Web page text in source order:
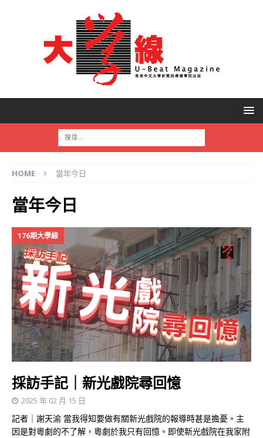
HOME 當年今日
當年今日
176期大學線
採訪手記｜新光戲院尋回憶
2025 年 02 月 15 日
記者｜謝天渝 當我得知要做有關新光戲院的報導時甚是擔憂。主
因是對粵劇的不了解，粵劇於我只有回憶。即使新光戲院在我家附